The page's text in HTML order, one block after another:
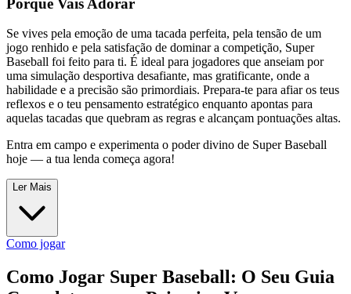
Porque Vais Adorar
Se vives pela emoção de uma tacada perfeita, pela tensão de um
jogo renhido e pela satisfação de dominar a competição, Super
Baseball foi feito para ti. É ideal para jogadores que anseiam por
uma simulação desportiva desafiante, mas gratificante, onde a
habilidade e a precisão são primordiais. Prepara-te para afiar os teus
reflexos e o teu pensamento estratégico enquanto apontas para
aquelas tacadas que quebram as regras e alcançam pontuações altas.
Entra em campo e experimenta o poder divino de Super Baseball
hoje — a tua lenda começa agora!
Ler Mais
Como jogar
Como Jogar Super Baseball: O Seu Guia